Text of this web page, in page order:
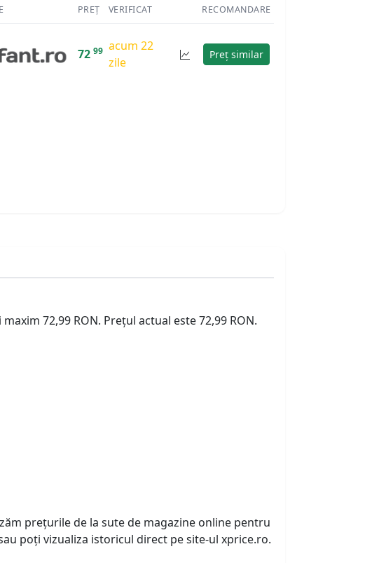
PREȚ VERIFICAT RECOMANDARE
72 99 acum 22
zile
Preț similar
72,99 RON. Prețul actual este 72,99 RON.
prețurile de la sute de magazine online pentru
poți vizualiza istoricul direct pe site-ul xprice.ro.